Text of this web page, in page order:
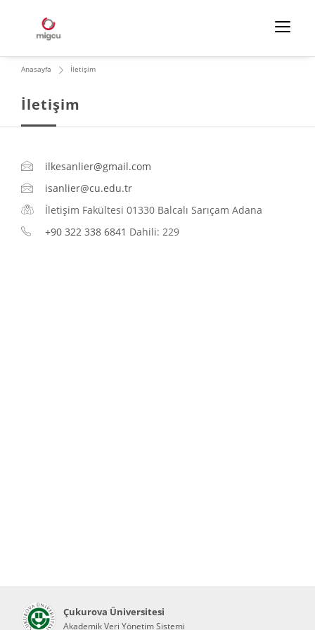
İletişim
Anasayfa İletişim
ilkesanlier@gmail.com
isanlier@cu.edu.tr
İletişim Fakültesi 01330 Balcalı Sarıçam Adana
+90 322 338 6841 Dahili: 229
Çukurova Üniversitesi
Akademik Veri Yönetim Sistemi